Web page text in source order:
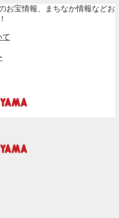
お宝情報、まちなか情報などお
て